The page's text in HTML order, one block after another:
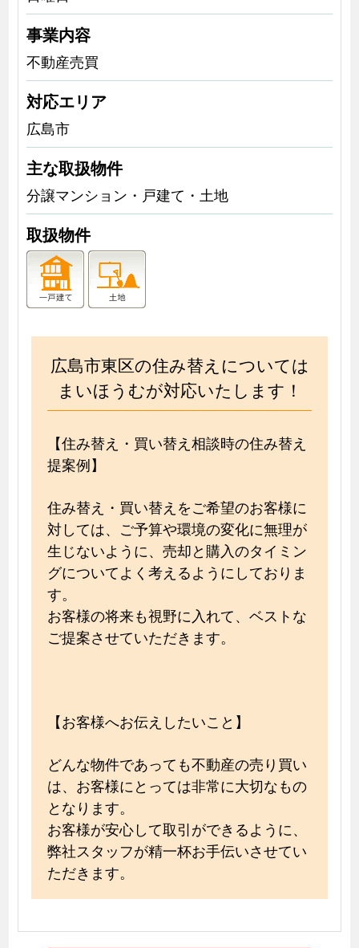
事業内容
不動産売買
対応エリア
広島市
主な取扱物件
分譲マンション・戸建て・土地
取扱物件
広島市東区の住み替えについては
まいほうむが対応いたします！
【住み替え・買い替え相談時の住み替え
提案例】
住み替え・買い替えをご希望のお客様に
対しては、ご予算や環境の変化に無理が
生じないように、売却と購入のタイミン
グについてよく考えるようにしておりま
す。
お客様の将来も視野に入れて、ベストな
ご提案させていただきます。
【お客様へお伝えしたいこと】
どんな物件であっても不動産の売り買い
は、お客様にとっては非常に大切なもの
となります。
お客様が安心して取引ができるように、
弊社スタッフが精一杯お手伝いさせてい
ただきます。